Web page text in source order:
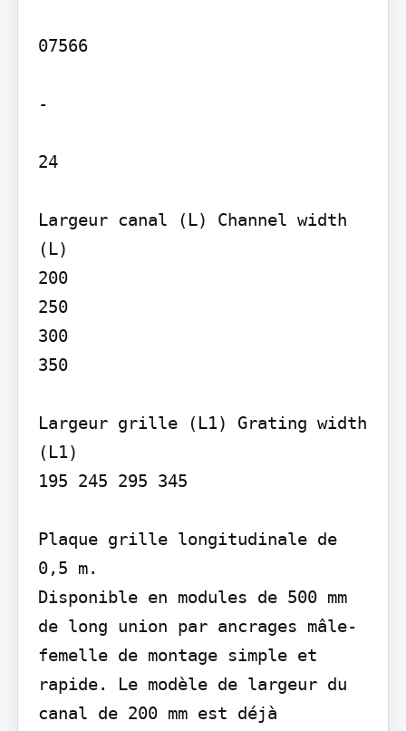
07566
-
24
Largeur canal (L) Channel width
(L)
200
250
300
350
Largeur grille (L1) Grating width
(L1)
195 245 295 345
Plaque grille longitudinale de
0,5 m.
Disponible en modules de 500 mm
de long union par ancrages mâle-
femelle de montage simple et
rapide. Le modèle de largeur du
canal de 200 mm est déjà